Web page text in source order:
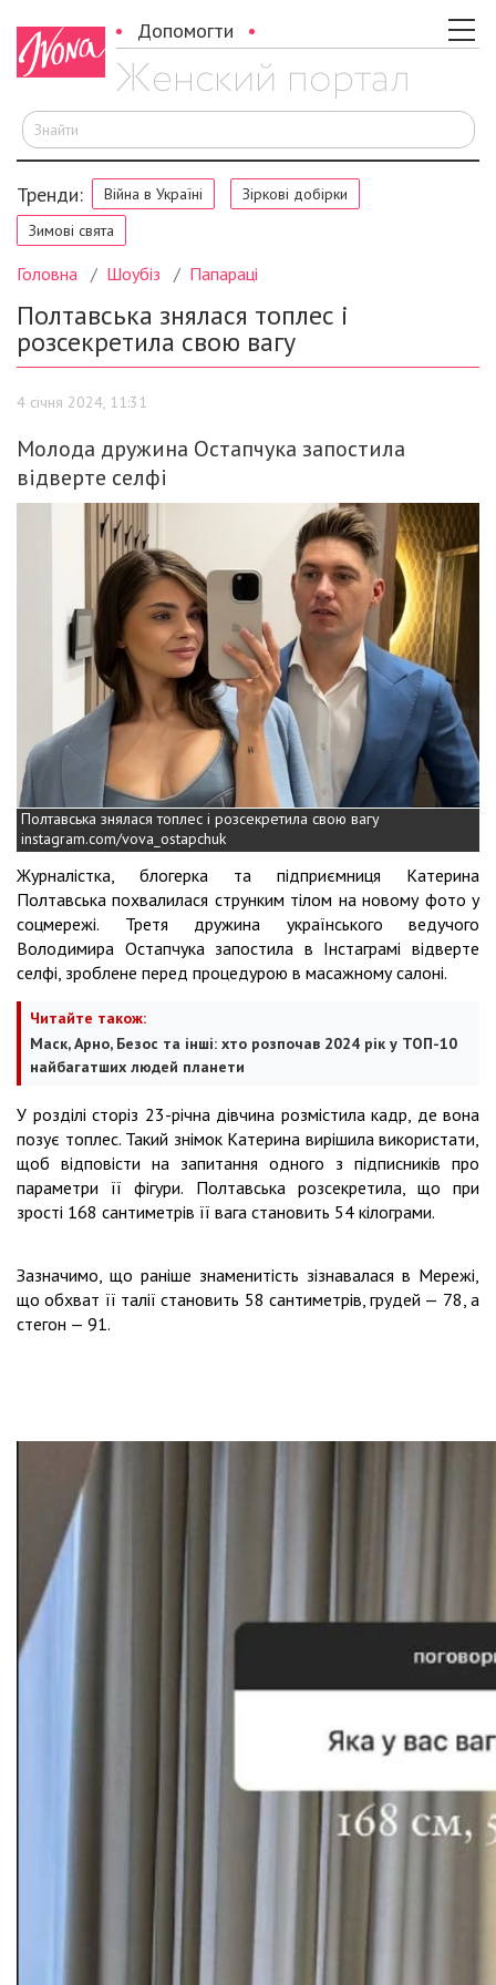
Допомогти
Тренди: Війна в Україні
Зіркові добірки
Зимові свята
Головна Шоубіз Папараці
Полтавська знялася топлес і
розсекретила свою вагу
4 січня 2024, 11:31
Молода дружина Остапчука запостила
відверте селфі
Полтавська знялася топлес і розсекретила свою вагу
instagram.com/vova_ostapchuk
Журналістка, блогерка та підприємниця Катерина
Полтавська похвалилася струнким тілом на новому фото у
соцмережі. Третя дружина українського ведучого
Володимира Остапчука запостила в Інстаграмі відверте
селфі, зроблене перед процедурою в масажному салоні.
Читайте також:
Маск, Арно, Безос та інші: хто розпочав 2024 рік у ТОП-10
найбагатших людей планети
У розділі сторіз 23-річна дівчина розмістила кадр, де вона
позує топлес. Такий знімок Катерина вирішила використати,
щоб відповісти на запитання одного з підписників про
параметри її фігури. Полтавська розсекретила, що при
зрості 168 сантиметрів її вага становить 54 кілограми.
Зазначимо, що раніше знаменитість зізнавалася в Мережі,
що обхват її талії становить 58 сантиметрів, грудей — 78, а
стегон — 91.